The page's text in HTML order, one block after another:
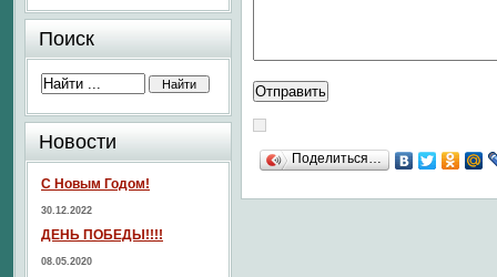
Поделиться…
Поиск
Новости
С Новым Годом!
30.12.2022
ДЕНЬ ПОБЕДЫ!!!!
08.05.2020